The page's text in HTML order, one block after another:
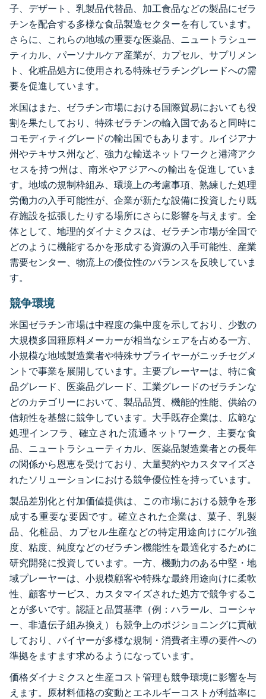
子、デザート、乳製品代替品、加工食品などの製品にゼラ
チンを配合する多様な食品製造セクターを有しています。
さらに、これらの地域の重要な医薬品、ニュートラシュー
ティカル、パーソナルケア産業が、カプセル、サプリメン
ト、化粧品処方に使用される特殊ゼラチングレードへの需
要を促進しています。
米国はまた、ゼラチン市場における国際貿易においても役
割を果たしており、特殊ゼラチンの輸入国であると同時に
コモディティグレードの輸出国でもあります。ルイジアナ
州やテキサス州など、強力な輸送ネットワークと港湾アク
セスを持つ州は、南米やアジアへの輸出を促進していま
す。地域の規制枠組み、環境上の考慮事項、熟練した処理
労働力の入手可能性が、企業が新たな設備に投資したり既
存施設を拡張したりする場所にさらに影響を与えます。全
体として、地理的ダイナミクスは、ゼラチン市場が全国で
どのように機能するかを形成する資源の入手可能性、産業
需要センター、物流上の優位性のバランスを反映していま
す。
競争環境
米国ゼラチン市場は中程度の集中度を示しており、少数の
大規模多国籍原料メーカーが相当なシェアを占める一方、
小規模な地域製造業者や特殊サプライヤーがニッチセグメ
ントで事業を展開しています。主要プレーヤーは、特に食
品グレード、医薬品グレード、工業グレードのゼラチンな
どのカテゴリーにおいて、製品品質、機能的性能、供給の
信頼性を基盤に競争しています。大手既存企業は、広範な
処理インフラ、確立された流通ネットワーク、主要な食
品、ニュートラシューティカル、医薬品製造業者との長年
の関係から恩恵を受けており、大量契約やカスタマイズさ
れたソリューションにおける競争優位性を持っています。
製品差別化と付加価値提供は、この市場における競争を形
成する重要な要因です。確立された企業は、菓子、乳製
品、化粧品、カプセル生産などの特定用途向けにゲル強
度、粘度、純度などのゼラチン機能性を最適化するために
研究開発に投資しています。一方、機動力のある中堅・地
域プレーヤーは、小規模顧客や特殊な最終用途向けに柔軟
性、顧客サービス、カスタマイズされた処方で競争するこ
とが多いです。認証と品質基準（例：ハラール、コーシャ
ー、非遺伝子組み換え）も競争上のポジショニングに貢献
しており、バイヤーが多様な規制・消費者主導の要件への
準拠をますます求めるようになっています。
価格ダイナミクスと生産コスト管理も競争環境に影響を与
えます。原材料価格の変動とエネルギーコストが利益率に